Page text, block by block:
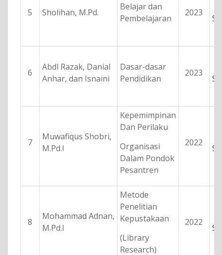
5 Sholihan, M.Pd.
Belajar dan
Pembelajaran
2023
6
Abdl Razak, Danial
Anhar, dan Isnaini
Dasar-dasar
Pendidikan
2023
7
Muwafiqus Shobri,
M.Pd.I
Kepemimpinan
Dan Perilaku
Organisasi
Dalam Pondok
Pesantren
2022
8
Mohammad Adnan,
M.Pd.I
Metode
Penelitian
Kepustakaan
(Library
Research)
2022